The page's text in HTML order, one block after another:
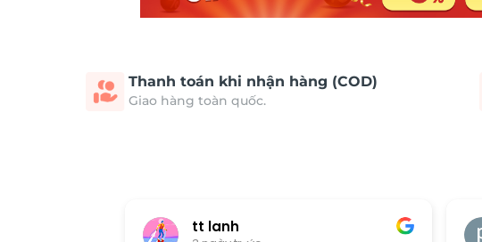
Thanh toán khi nhận hàng (COD)
Giao hàng toàn quốc.
tt lanh